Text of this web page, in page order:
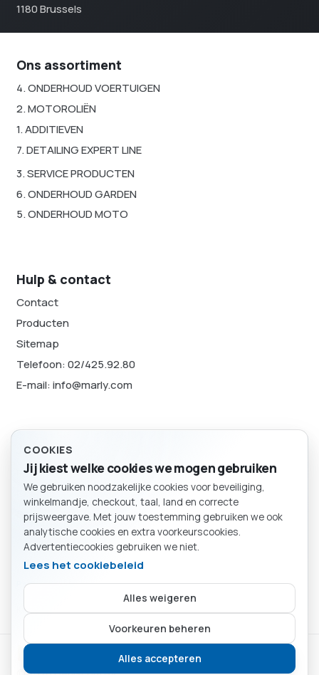
1180 Brussels
Ons assortiment
4. ONDERHOUD VOERTUIGEN
2. MOTOROLIËN
1. ADDITIEVEN
7. DETAILING EXPERT LINE
3. SERVICE PRODUCTEN
6. ONDERHOUD GARDEN
5. ONDERHOUD MOTO
Hulp & contact
Contact
Producten
Sitemap
Telefoon: 02/425.92.80
E-mail: info@marly.com
Juridisch
Privacybeleid
Cookievoorkeuren
Sitemap
Particulier Bedrijf
Kies of je als particulier of bedrijf winkelt.
Marly SA
COOKIES
Jij kiest welke cookies we mogen gebruiken
We gebruiken noodzakelijke cookies voor beveiliging,
winkelmandje, checkout, taal, land en correcte
prijsweergave. Met jouw toestemming gebruiken we ook
analytische cookies en extra voorkeurscookies.
Advertentiecookies gebruiken we niet.
Lees het cookiebeleid
Alles weigeren
Voorkeuren beheren
Alles accepteren
BESTELLING
Winkelmand
Verder winkelen